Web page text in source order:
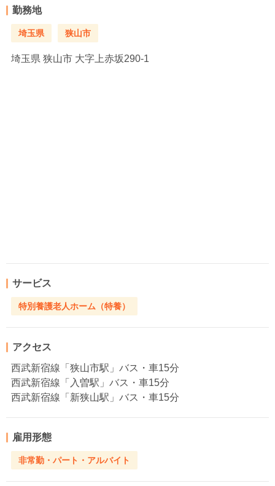
勤務地
埼玉県 狭山市
埼玉県 狭山市 大字上赤坂290-1
サービス
特別養護老人ホーム（特養）
アクセス
西武新宿線「狭山市駅」バス・車15分
西武新宿線「入曽駅」バス・車15分
西武新宿線「新狭山駅」バス・車15分
雇用形態
非常勤・パート・アルバイト